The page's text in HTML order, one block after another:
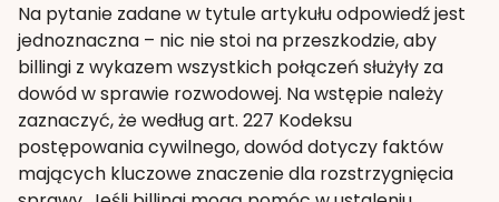
Na pytanie zadane w tytule artykułu odpowiedź jest
jednoznaczna – nic nie stoi na przeszkodzie, aby
billingi z wykazem wszystkich połączeń służyły za
dowód w sprawie rozwodowej. Na wstępie należy
zaznaczyć, że według art. 227 Kodeksu
postępowania cywilnego, dowód dotyczy faktów
mających kluczowe znaczenie dla rozstrzygnięcia